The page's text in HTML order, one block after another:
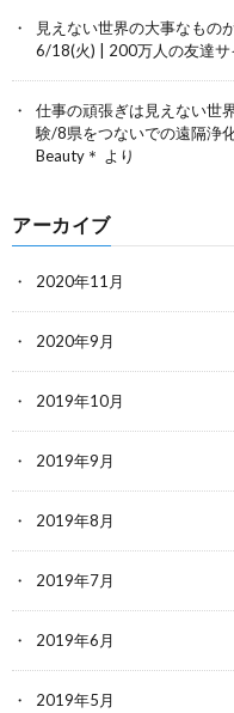
見えない世界の大事なもの
6/18(火) | 200万人の友達サ
仕事の頑張ぎは見えない世
験/8県をつないでの遠隔浄
Beauty＊ より
アーカイブ
2020年11月
2020年9月
2019年10月
2019年9月
2019年8月
2019年7月
2019年6月
2019年5月